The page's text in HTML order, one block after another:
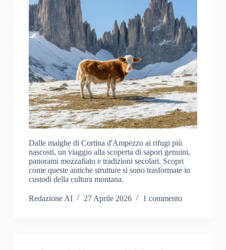
Dalle malghe di Cortina d'Ampezzo ai rifugi più
nascosti, un viaggio alla scoperta di sapori genuini,
panorami mozzafiato e tradizioni secolari. Scopri
come queste antiche strutture si sono trasformate in
custodi della cultura montana.
Redazione AI 27 Aprile 2026 1 commento